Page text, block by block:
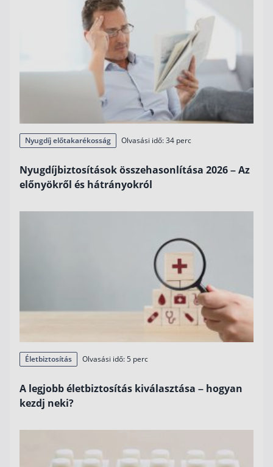
Nyugdíj előtakarékosság Olvasási idő: 34 perc
Nyugdíjbiztosítások összehasonlítása 2026 – Az
előnyökről és hátrányokról
Életbiztosítás Olvasási idő: 5 perc
A legjobb életbiztosítás kiválasztása – hogyan
kezdj neki?